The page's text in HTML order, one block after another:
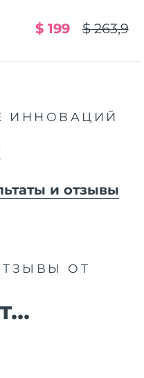
$ 263,9
$ 199
ИННОВАЦИЙ
и отзывы
ОТ